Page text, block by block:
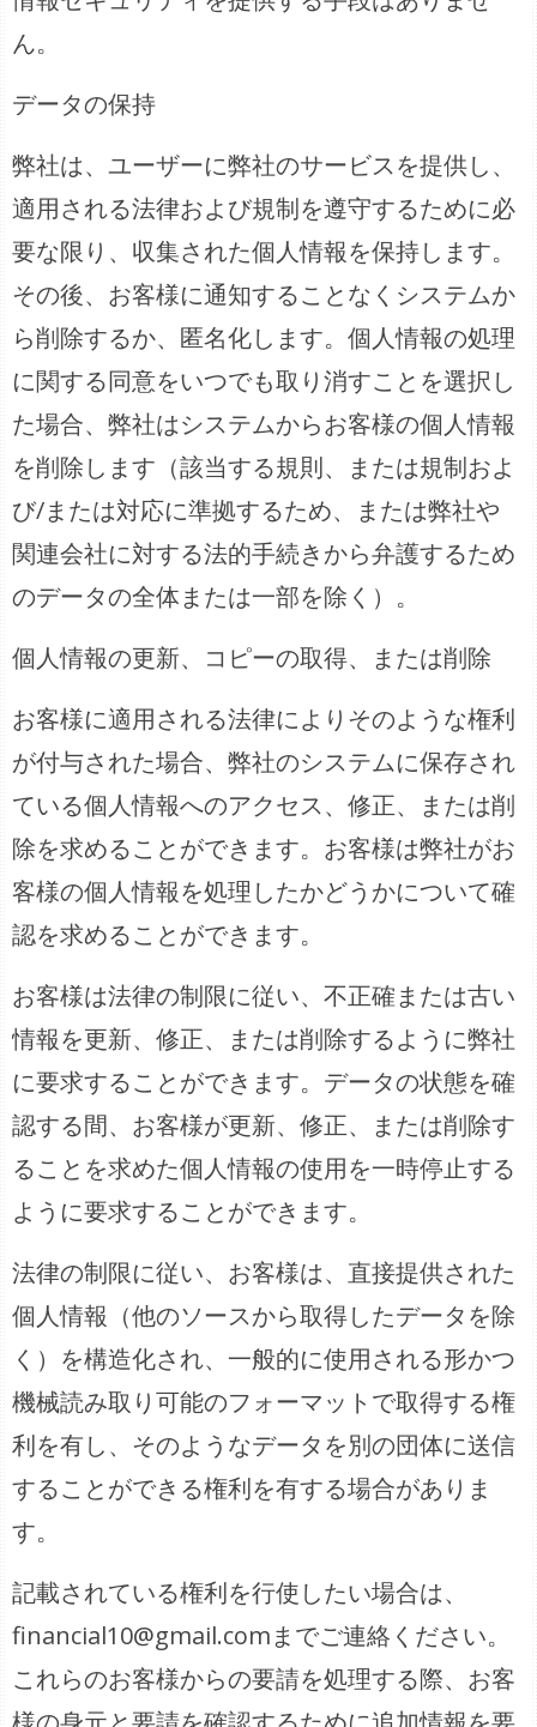
ん。
データの保持
弊社は、ユーザーに弊社のサービスを提供し、
適用される法律および規制を遵守するために必
要な限り、収集された個人情報を保持します。
その後、お客様に通知することなくシステムか
ら削除するか、匿名化します。個人情報の処理
に関する同意をいつでも取り消すことを選択し
た場合、弊社はシステムからお客様の個人情報
を削除します（該当する規則、または規制およ
び/または対応に準拠するため、または弊社や
関連会社に対する法的手続きから弁護するため
のデータの全体または一部を除く）。
個人情報の更新、コピーの取得、または削除
お客様に適用される法律によりそのような権利
が付与された場合、弊社のシステムに保存され
ている個人情報へのアクセス、修正、または削
除を求めることができます。お客様は弊社がお
客様の個人情報を処理したかどうかについて確
認を求めることができます。
お客様は法律の制限に従い、不正確または古い
情報を更新、修正、または削除するように弊社
に要求することができます。データの状態を確
認する間、お客様が更新、修正、または削除す
ることを求めた個人情報の使用を一時停止する
ように要求することができます。
法律の制限に従い、お客様は、直接提供された
個人情報（他のソースから取得したデータを除
く）を構造化され、一般的に使用される形かつ
機械読み取り可能のフォーマットで取得する権
利を有し、そのようなデータを別の団体に送信
することができる権利を有する場合がありま
す。
記載されている権利を行使したい場合は、
financial10@gmail.comまでご連絡ください。
これらのお客様からの要請を処理する際、お客